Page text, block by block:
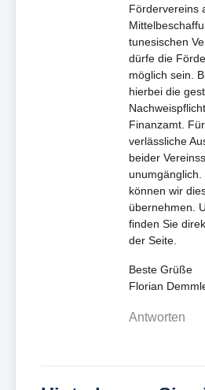
Fördervereins
tunesischen
dürfe die
möglich sein.
hierbei die
Finanzamt.
verlässliche
beider
unumgänglich.
können wir
übernehmen.
finden Sie
der Seite.
Beste Grüße
Florian
Antworten